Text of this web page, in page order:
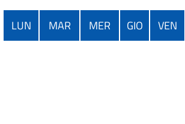
LUN MAR MER GIO VEN